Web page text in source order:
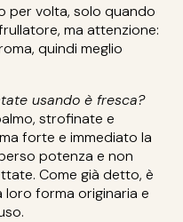
per volta, solo quando
ma attenzione:
quindi meglio
usando è fresca?
strofinate e
forte e immediato la
potenza e non
Come già detto, è
loro forma originaria e